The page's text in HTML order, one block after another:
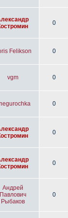
0
Felikson 0
vgm 0
0
0
0
Андрей
Павлович
Рыбаков
0